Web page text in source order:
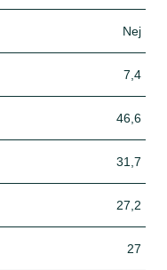
Nej
7,4
46,6
31,7
27,2
27